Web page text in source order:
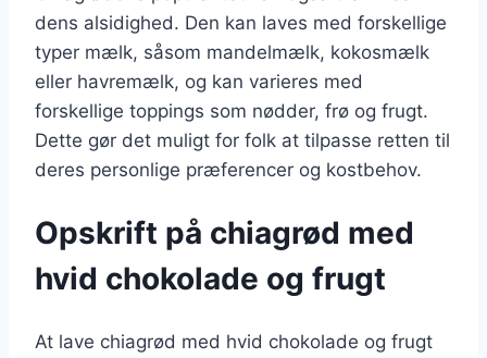
dens alsidighed. Den kan laves med forskellige
typer mælk, såsom mandelmælk, kokosmælk
eller havremælk, og kan varieres med
forskellige toppings som nødder, frø og frugt.
Dette gør det muligt for folk at tilpasse retten til
deres personlige præferencer og kostbehov.
Opskrift på chiagrød med
hvid chokolade og frugt
At lave chiagrød med hvid chokolade og frugt